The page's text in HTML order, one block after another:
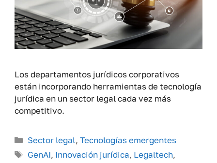
Los departamentos jurídicos corporativos
están incorporando herramientas de tecnología
jurídica en un sector legal cada vez más
competitivo.
Categorías
Sector legal,Tecnologías emergentes
Etiquetas
GenAI, Innovación jurídica, Legaltech,